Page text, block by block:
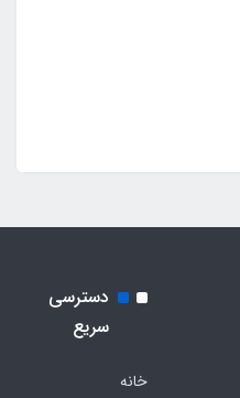
دسترسی
سریع
خانه